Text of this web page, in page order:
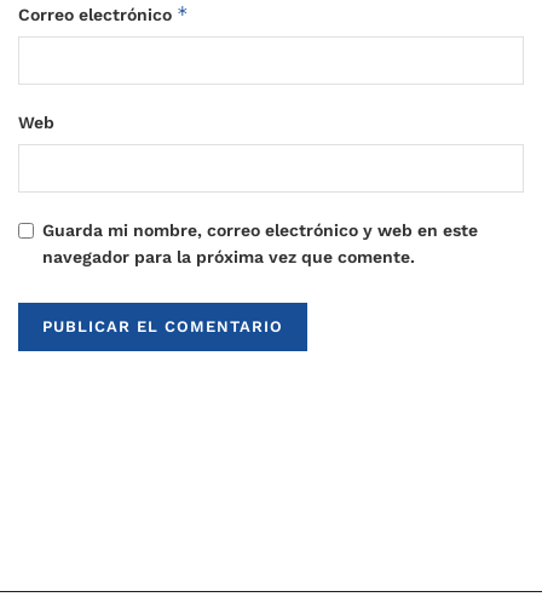
Correo electrónico *
Web
Guarda mi nombre, correo electrónico y web en este
navegador para la próxima vez que comente.